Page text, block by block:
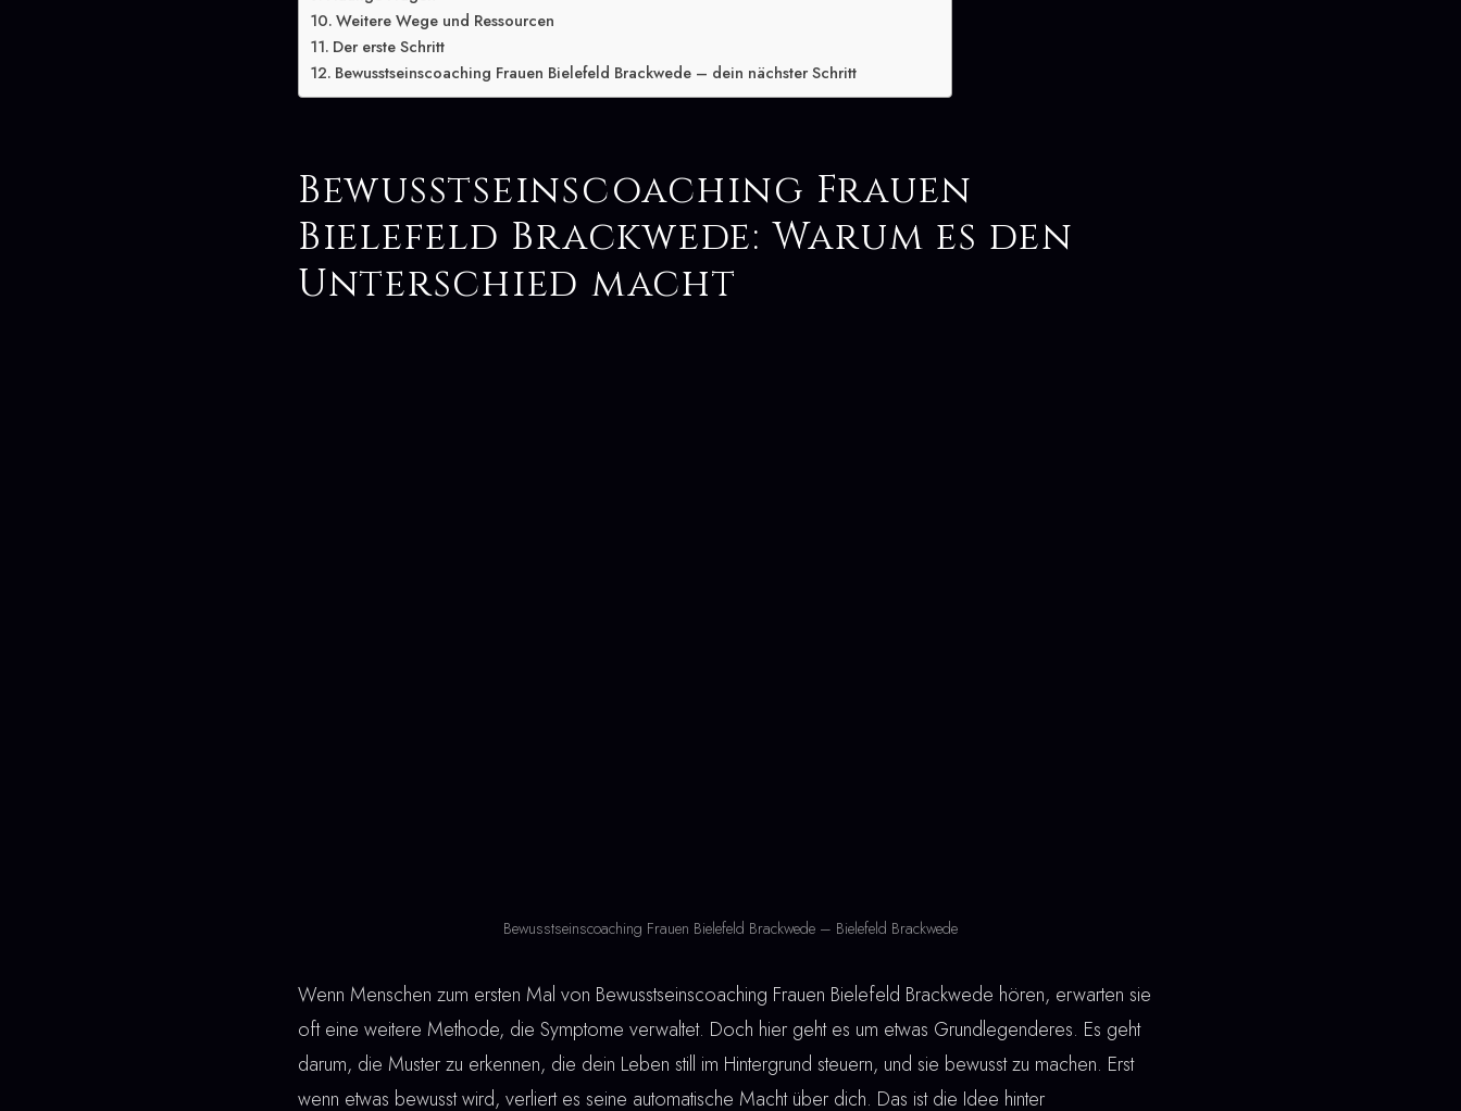
Weitere Wege und Ressourcen
Der erste Schritt
Bewusstseinscoaching Frauen Bielefeld Brackwede – dein nächster Schritt
Bewusstseinscoaching Frauen
Bielefeld Brackwede: Warum es den
Unterschied macht
Bewusstseinscoaching Frauen Bielefeld Brackwede – Bielefeld Brackwede
Wenn Menschen zum ersten Mal von Bewusstseinscoaching Frauen Bielefeld Brackwede hören, erwarten sie
oft eine weitere Methode, die Symptome verwaltet. Doch hier geht es um etwas Grundlegenderes. Es geht
darum, die Muster zu erkennen, die dein Leben still im Hintergrund steuern, und sie bewusst zu machen. Erst
wenn etwas bewusst wird, verliert es seine automatische Macht über dich. Das ist die Idee hinter